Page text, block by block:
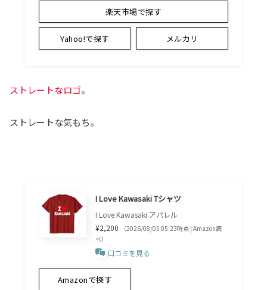
楽天市場で探す
Yahoo!で探す メルカリ
ストレートなロゴ。
ストレートな気もち。
I Love Kawasaki Tシャツ
I Love Kawasaki アパレル
¥2,200
（2026/08/05 05:23時点 | Amazon調
べ）
口コミを見る
Amazonで探す